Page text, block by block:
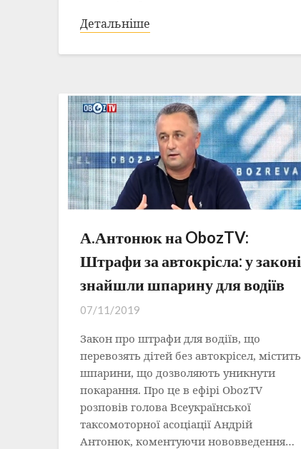
Детальніше
А.Антонюк на ObozTV:
Штрафи за автокрісла: у законі
знайшли шпарину для водіїв
07/11/2019
Закон про штрафи для водіїв, що
перевозять дітей без автокрісел, містить
шпарини, що дозволяють уникнути
покарання. Про це в ефірі ObozTV
розповів голова Всеукраїнської
таксомоторної асоціації Андрій
Антонюк, коментуючи нововведення…